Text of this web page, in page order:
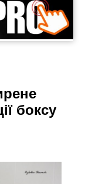
боксу